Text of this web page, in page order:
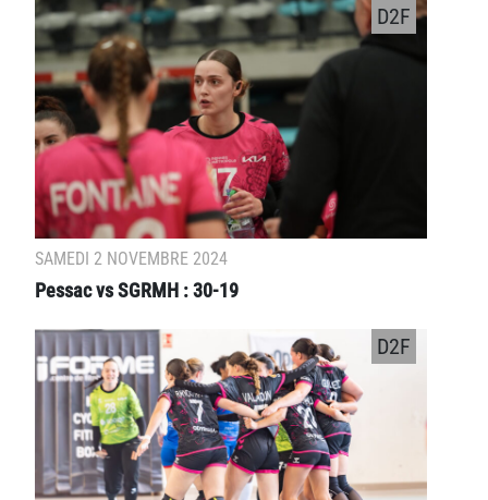
SAMEDI 2 NOVEMBRE 2024
Pessac vs SGRMH : 30-19
D2F
D2F